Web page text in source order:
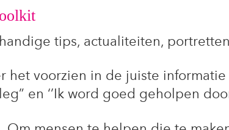
tips, actualiteiten,
het voorzien in de juiste
en ‘’Ik word goed geholpen